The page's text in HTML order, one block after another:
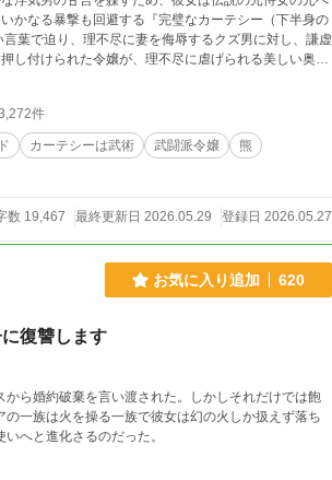
かなる暴撃も回避する『完璧なカーテシー（下半身の
るまでの物語。 ※全12話。サクッと読
件
カーテシーは武術 武闘派令嬢
熊
数 19,467 最終更新日 2026.05.29 登録日 2026.05.27
お気に入り追加 620
復讐します
ら婚約破棄を言い渡された。しかしそれだけでは飽
一族は火を操る一族で彼女は幻の火しか扱えず落ち
へと進化さるのだった。